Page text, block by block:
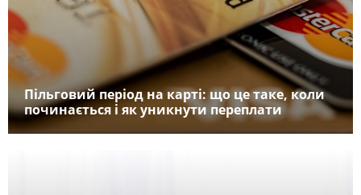
Пільговий період на карті: що це таке, коли
починається і як уникнути переплати